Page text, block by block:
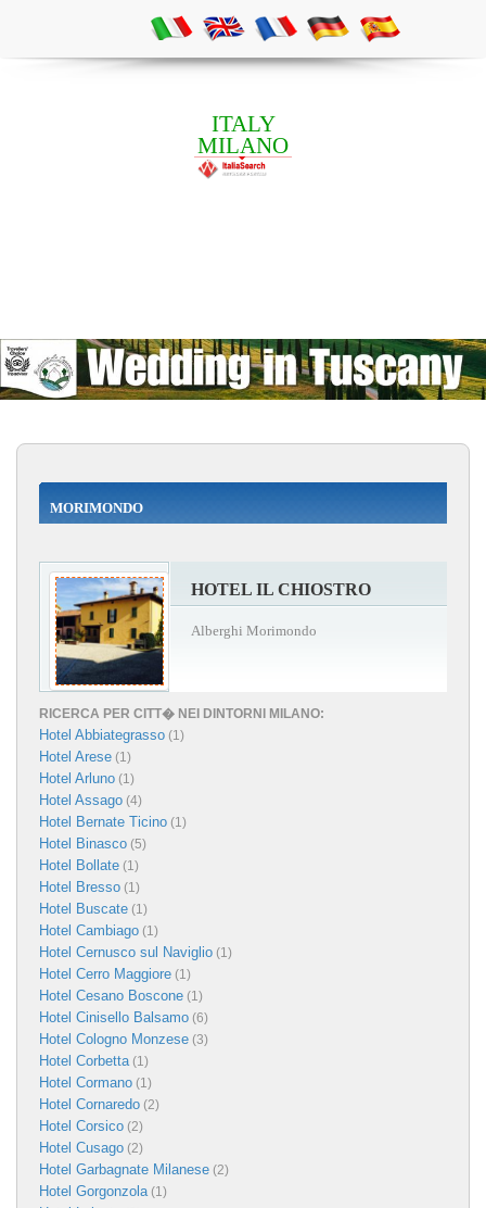
ITALY
MILANO
MORIMONDO
HOTEL IL CHIOSTRO
Alberghi Morimondo
RICERCA PER CITT� NEI DINTORNI MILANO:
Hotel Abbiategrasso (1)
Hotel Arese (1)
Hotel Arluno (1)
Hotel Assago (4)
Hotel Bernate Ticino (1)
Hotel Binasco (5)
Hotel Bollate (1)
Hotel Bresso (1)
Hotel Buscate (1)
Hotel Cambiago (1)
Hotel Cernusco sul Naviglio (1)
Hotel Cerro Maggiore (1)
Hotel Cesano Boscone (1)
Hotel Cinisello Balsamo (6)
Hotel Cologno Monzese (3)
Hotel Corbetta(1)
Hotel Cormano (1)
Hotel Cornaredo (2)
Hotel Corsico (2)
Hotel Cusago (2)
Hotel Garbagnate Milanese (2)
Hotel Gorgonzola(1)